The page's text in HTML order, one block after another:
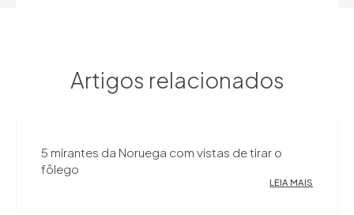
Artigos relacionados
5 mirantes da Noruega com vistas de tirar o
fôlego
LEIA MAIS